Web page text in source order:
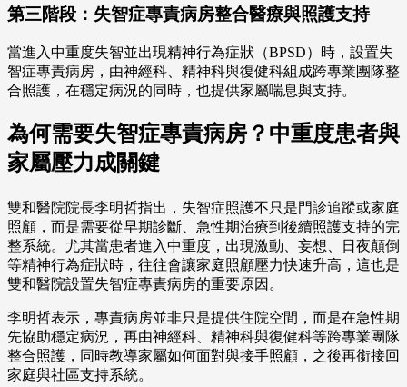
第三階段：失智症專責病房整合醫療與照護支持
當進入中重度失智並出現精神行為症狀（BPSD）時，設置失
智症專責病房，由神經科、精神科與復健科組成跨專業團隊整
合照護，在穩定病況的同時，也提供家屬喘息與支持。
為何需要失智症專責病房？中重度患者與
家屬壓力成關鍵
雙和醫院院長李明哲指出，失智症照護不只是門診追蹤或家庭
照顧，而是需要從早期診斷、急性期治療到後續照護支持的完
整系統。尤其當患者進入中重度，出現激動、妄想、日夜顛倒
等精神行為症狀時，往往會讓家庭照顧壓力快速升高，這也是
雙和醫院設置失智症專責病房的重要原因。
李明哲表示，專責病房並非只是提供住院空間，而是在急性期
先協助穩定病況，再由神經科、精神科與復健科等跨專業團隊
整合照護，同時教導家屬如何面對與接手照顧，之後再銜接回
家庭與社區支持系統。